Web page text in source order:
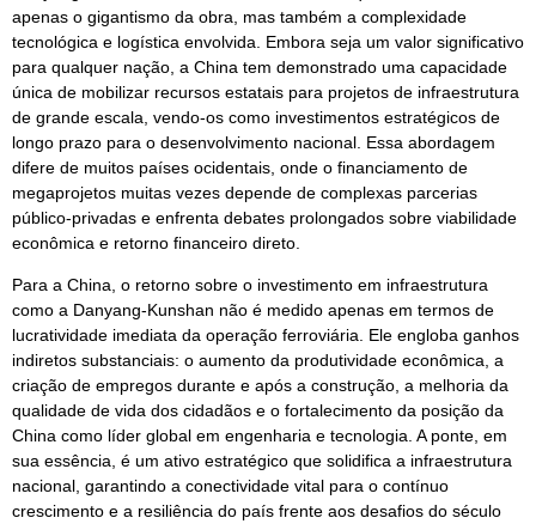
apenas o gigantismo da obra, mas também a complexidade
tecnológica e logística envolvida. Embora seja um valor significativo
para qualquer nação, a China tem demonstrado uma capacidade
única de mobilizar recursos estatais para projetos de infraestrutura
de grande escala, vendo-os como investimentos estratégicos de
longo prazo para o desenvolvimento nacional. Essa abordagem
difere de muitos países ocidentais, onde o financiamento de
megaprojetos muitas vezes depende de complexas parcerias
público-privadas e enfrenta debates prolongados sobre viabilidade
econômica e retorno financeiro direto.
Para a China, o retorno sobre o investimento em infraestrutura
como a Danyang-Kunshan não é medido apenas em termos de
lucratividade imediata da operação ferroviária. Ele engloba ganhos
indiretos substanciais: o aumento da produtividade econômica, a
criação de empregos durante e após a construção, a melhoria da
qualidade de vida dos cidadãos e o fortalecimento da posição da
China como líder global em engenharia e tecnologia. A ponte, em
sua essência, é um ativo estratégico que solidifica a infraestrutura
nacional, garantindo a conectividade vital para o contínuo
crescimento e a resiliência do país frente aos desafios do século